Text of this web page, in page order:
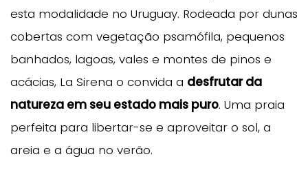
esta modalidade no Uruguay. Rodeada por dunas
cobertas com vegetação psamófila, pequenos
banhados, lagoas, vales e montes de pinos e
acácias, La Sirena o convida a desfrutar da
natureza em seu estado mais puro. Uma praia
perfeita para libertar-se e aproveitar o sol, a
areia e a água no verão.